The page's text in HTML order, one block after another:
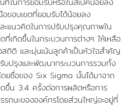
ขอบเขตที่ยอมรับได้น้อยลง
ละแนวคิดในการปรับปรุงคุณภาพใน
เกิดขึ้นในกระบวนการต่างๆ ให้เหลือ
ถิติ และมุ่นเน้นลูกค้าเป็นหัวใจสำคัญ
บปรุงและพัฒนากระบวนการรวมทั้ง
ดยชื่อของ Six Sigma นั้นได้มาจาก
ขึ้น 3.4 ครั้งต่อการผลิตหรือการ
ถนะขององค์กรโดยส่วนใหญ่จะอยู่ที่